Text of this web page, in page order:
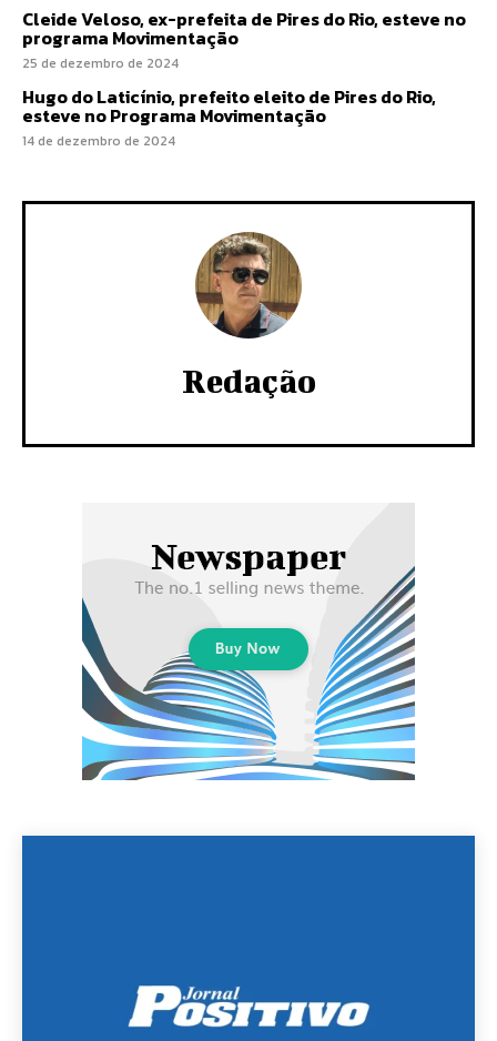
Cleide Veloso, ex-prefeita de Pires do Rio, esteve no
programa Movimentação
25 de dezembro de 2024
Hugo do Laticínio, prefeito eleito de Pires do Rio,
esteve no Programa Movimentação
14 de dezembro de 2024
Redação